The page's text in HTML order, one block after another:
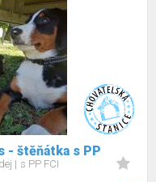
- štěňátka s PP
s PP FCI